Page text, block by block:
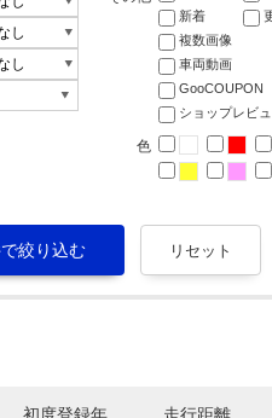
新着
複数画像
車両動画
GooCOUPON
ショップレビ
色